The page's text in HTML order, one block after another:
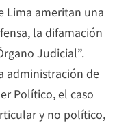
Lima ameritan una
la difamación
Judicial”.
administración de
Político, el caso
y no político,